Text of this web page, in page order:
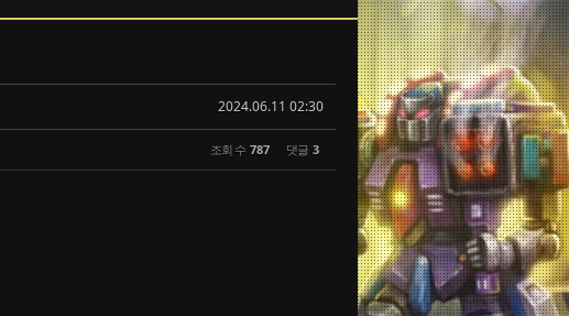
2024.06.11 02:30
조회 수 787 댓글 3